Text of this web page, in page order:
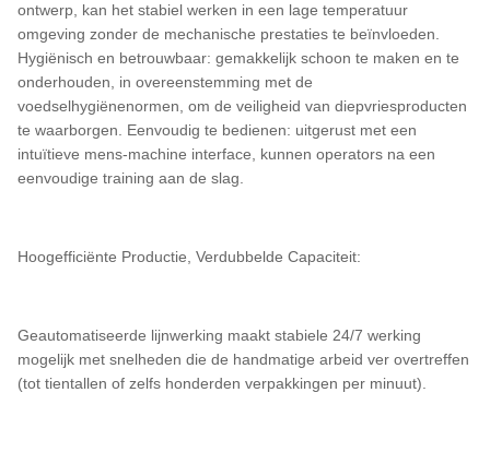
ontwerp, kan het stabiel werken in een lage temperatuur
omgeving zonder de mechanische prestaties te beïnvloeden.
Hygiënisch en betrouwbaar: gemakkelijk schoon te maken en te
onderhouden, in overeenstemming met de
voedselhygiënenormen, om de veiligheid van diepvriesproducten
te waarborgen. Eenvoudig te bedienen: uitgerust met een
intuïtieve mens-machine interface, kunnen operators na een
eenvoudige training aan de slag.
Hoogefficiënte Productie, Verdubbelde Capaciteit:
Geautomatiseerde lijnwerking maakt stabiele 24/7 werking
mogelijk met snelheden die de handmatige arbeid ver overtreffen
(tot tientallen of zelfs honderden verpakkingen per minuut).